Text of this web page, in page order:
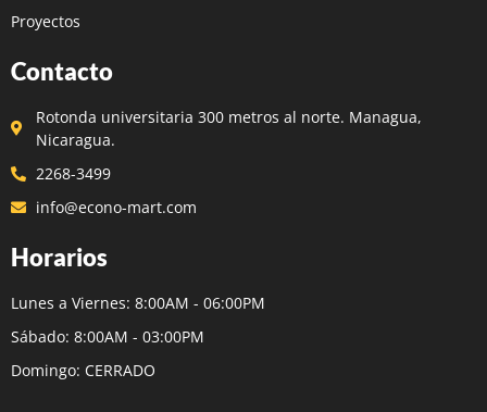
Proyectos
Contacto
Rotonda universitaria 300 metros al norte. Managua,
Nicaragua.
2268-3499
info@econo-mart.com
Horarios
Lunes a Viernes: 8:00AM - 06:00PM
Sábado: 8:00AM - 03:00PM
Domingo: CERRADO